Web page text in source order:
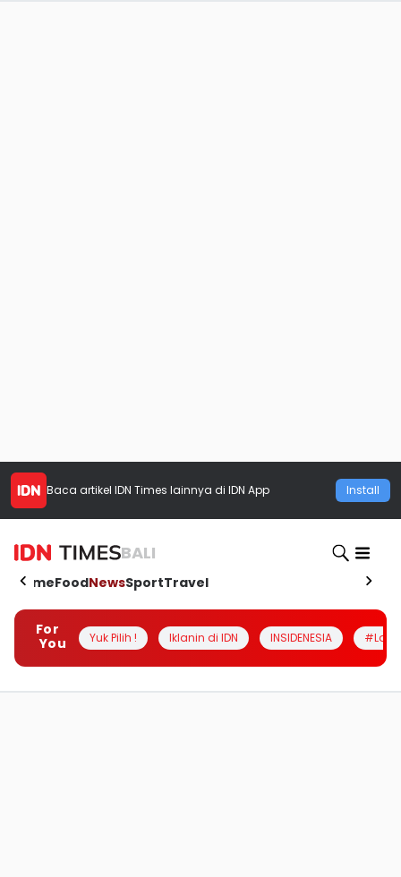
Baca artikel IDN Times lainnya di IDN App Install
BALI
HomeFoodNewsSportTravel
For
You
Yuk Pilih ! Iklanin di IDN INSIDENESIA